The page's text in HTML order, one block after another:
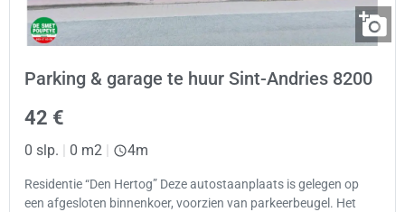
Parking & garage te huur Sint-Andries 8200
42 €
0 slp. 0 m2 4m
Residentie “Den Hertog” Deze autostaanplaats is gelegen op
een afgesloten binnenkoer, voorzien van parkeerbeugel. Het